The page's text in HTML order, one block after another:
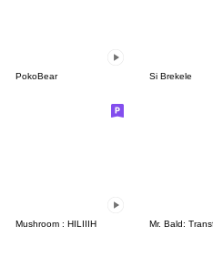
PokoBear Si Brekele
Mushroom : HILIIIH Mr. Bald: